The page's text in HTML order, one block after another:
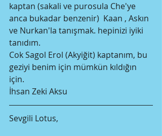
kaptan (sakali ve purosula Che'ye
anca bukadar benzenir)  Kaan , Askın
ve Nurkan'la tanışmak. hepinizi iyiki
tanıdım.
Cok Sagol Erol (Akyiğit) kaptanım, bu
geziyi benim için mümkün kıldığın
için.
İhsan Zeki Aksu
Sevgili Lotus,